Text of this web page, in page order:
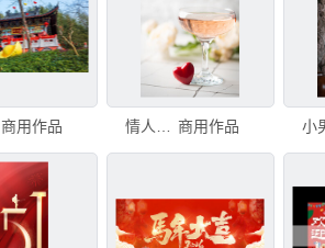
商用作品 商用作品